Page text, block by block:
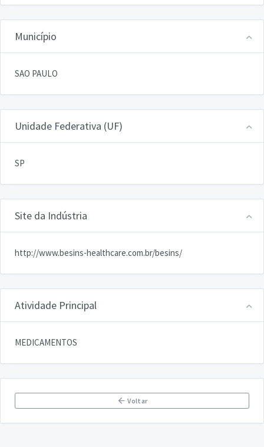
Município
SAO PAULO
Unidade Federativa (UF)
SP
Site da Indústria
http://www.besins-healthcare.com.br/besins/
Atividade Principal
MEDICAMENTOS
Voltar